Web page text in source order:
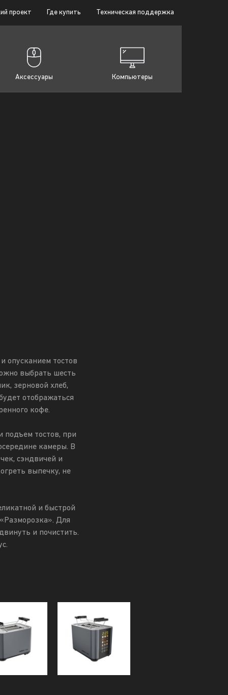
проект Где купить Техническая поддержка
Аксессуары Компьютеры
опусканием тостов
выбрать шесть
зерновой хлеб,
отображаться
кофе.
подъем тостов, при
камеры. В
сэндвичей и
выпечку, не
и быстрой
Для
и почистить.